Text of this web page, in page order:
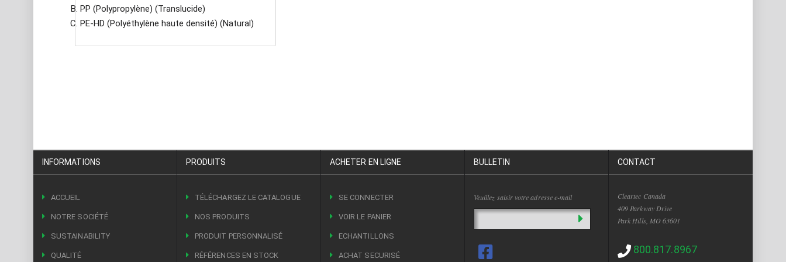
PP (Polypropylène) (Translucide)
PE-HD (Polyéthylène haute densité) (Natural)
INFORMATIONS
ACCUEIL
NOTRE SOCIÉTÉ
SUSTAINABILITY
QUALITÉ
PRODUITS
TÉLÉCHARGEZ LE CATALOGUE
NOS PRODUITS
PRODUIT PERSONNALISÉ
RÉFÉRENCES EN STOCK
ACHETER EN LIGNE
SE CONNECTER
VOIR LE PANIER
ECHANTILLONS
ACHAT SECURISÉ
BULLETIN
Veuillez saisir votre adresse e-mail
CONTACT
Cleartec Canada
409 Parkway Drive
Park Hills, MO 63601
800.817.8967